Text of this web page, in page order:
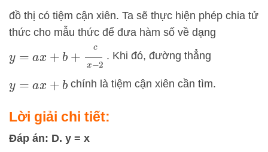
đồ thị có tiệm cận xiên. Ta sẽ thực hiện phép chia tử
thức cho mẫu thức để đưa hàm số về dạng
+ c − . Khi đó, đường thẳng
y =a x+b chính là tiệm cận xiên cần tìm.
Lời giải chi tiết:
Đáp án: D. y = x